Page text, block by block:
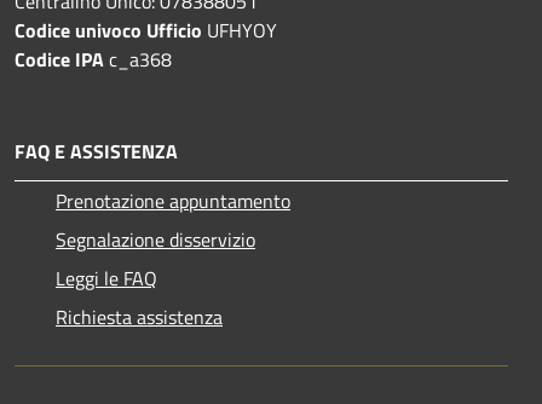
Codice univoco Ufficio UFHYOY
Codice IPAc_a368
FAQ E ASSISTENZA
Prenotazione appuntamento
Segnalazione disservizio
Leggi le FAQ
Richiesta assistenza